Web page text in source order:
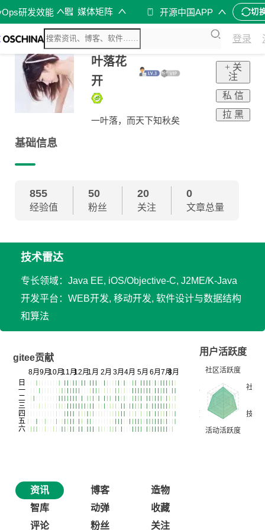
研发效能 媒体矩阵 开源中国APP 切
登录
叶落花
开
一叶落，而天下知秋矣
+ 关
注
私 信
拉 黑
基础信息
855
经验值
50
粉丝
20
关注
0
文章总量
技术雷达
专长领域：Java EE, iOS/Objective-C, J2ME/K-Java
开发平台：WEB开发, 移动开发, 软件设计与数据结构
和算法
gitee贡献
用户活跃度
资讯 博客
造物
智库
动弹
收藏
评论
粉丝 关注